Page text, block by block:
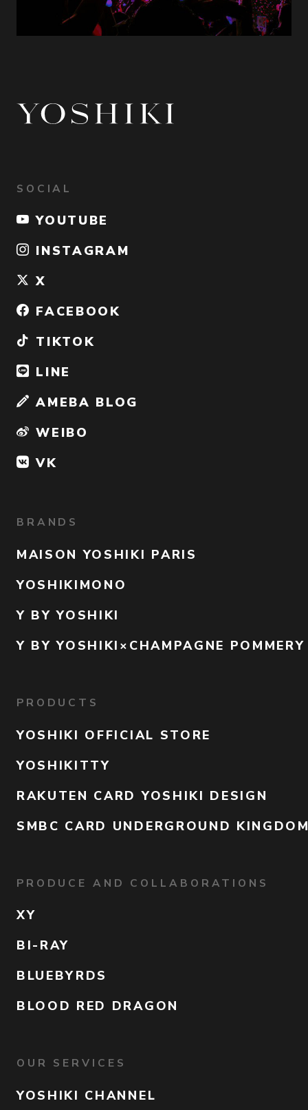
SOCIAL
YOUTUBE
INSTAGRAM
X
FACEBOOK
TIKTOK
LINE
AMEBA BLOG
WEIBO
VK
BRANDS
MAISON YOSHIKI PARIS
YOSHIKIMONO
Y BY YOSHIKI
Y BY YOSHIKI×CHAMPAGNE POMMERY
PRODUCTS
YOSHIKI OFFICIAL STORE
YOSHIKITTY
RAKUTEN CARD YOSHIKI DESIGN
SMBC CARD UNDERGROUND
PRODUCE AND COLLABORATIONS
XY
BI-RAY
BLUEBYRDS
BLOOD RED DRAGON
OUR SERVICES
YOSHIKI CHANNEL